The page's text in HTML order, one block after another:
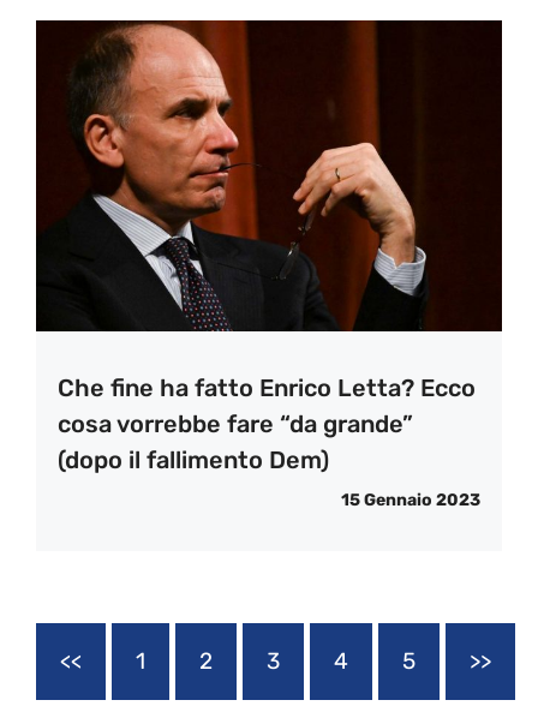
Che fine ha fatto Enrico Letta? Ecco
cosa vorrebbe fare “da grande”
(dopo il fallimento Dem)
15 Gennaio 2023
<< 1 2 3 4 5 >>